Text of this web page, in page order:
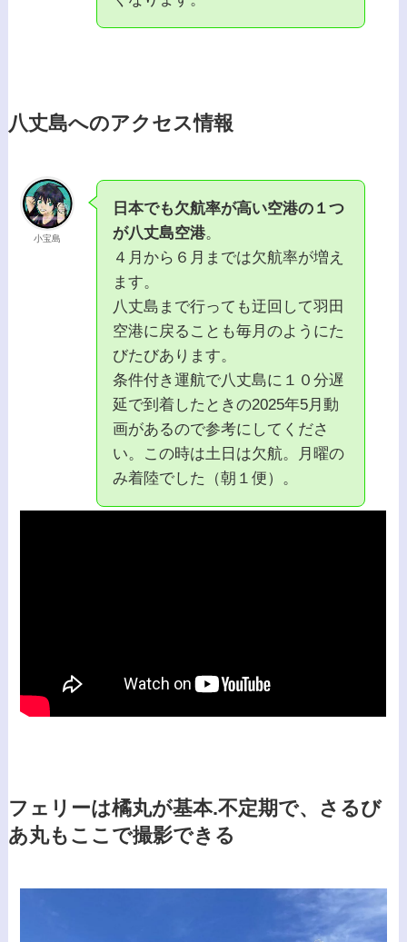
八丈島へのアクセス情報
小宝島
日本でも欠航率が高い空港の１つ
が八丈島空港。
４月から６月までは欠航率が増え
ます。
八丈島まで行っても迂回して羽田
空港に戻ることも毎月のようにた
びたびあります。
条件付き運航で八丈島に１０分遅
延で到着したときの2025年5月動
画があるので参考にしてくださ
い。この時は土日は欠航。月曜の
み着陸でした（朝１便）。
フェリーは橘丸が基本.不定期で、さるび
あ丸もここで撮影できる